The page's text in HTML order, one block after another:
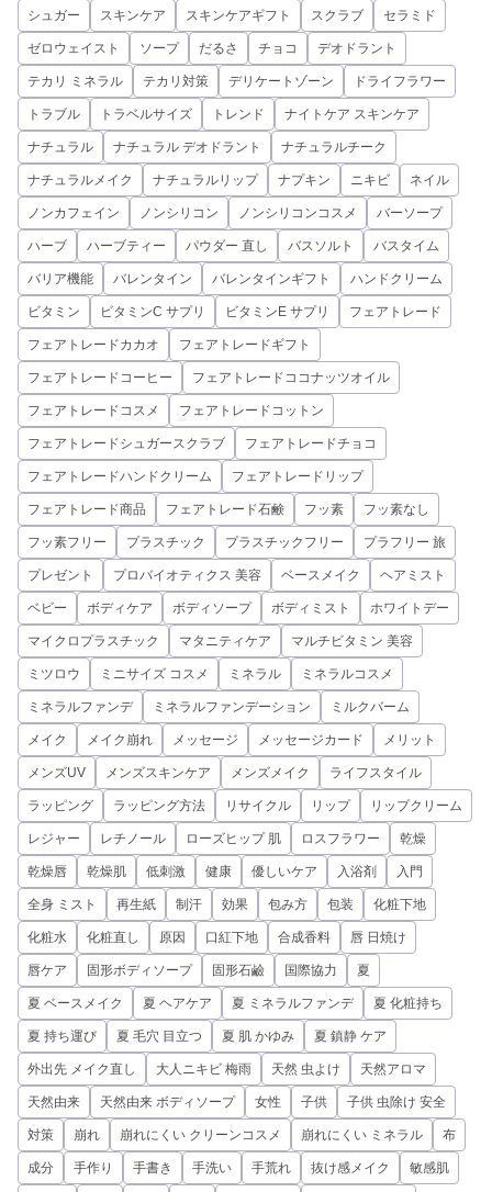
シュガー スキンケア スキンケアギフト スクラブ セラミド
ゼロウェイスト ソープ だるさ チョコ デオドラント
テカリ ミネラル テカリ対策 デリケートゾーン ドライフラワー
トラブル トラベルサイズ トレンド ナイトケア スキンケア
ナチュラル ナチュラル デオドラント ナチュラルチーク
ナチュラルメイク ナチュラルリップ ナプキン ニキビ ネイル
ノンカフェイン ノンシリコン ノンシリコンコスメ バーソープ
ハーブ ハーブティー パウダー 直し バスソルト バスタイム
バリア機能 バレンタイン バレンタインギフト ハンドクリーム
ビタミン ビタミンC サプリ ビタミンE サプリ フェアトレード
フェアトレードカカオ フェアトレードギフト
フェアトレードコーヒー フェアトレードココナッツオイル
フェアトレードコスメ フェアトレードコットン
フェアトレードシュガースクラブ フェアトレードチョコ
フェアトレードハンドクリーム フェアトレードリップ
フェアトレード商品 フェアトレード石鹸 フッ素 フッ素なし
フッ素フリー プラスチック プラスチックフリー プラフリー 旅
プレゼント プロバイオティクス 美容 ベースメイク ヘアミスト
ベビー ボディケア ボディソープ ボディミスト ホワイトデー
マイクロプラスチック マタニティケア マルチビタミン 美容
ミツロウ ミニサイズ コスメ ミネラル ミネラルコスメ
ミネラルファンデ ミネラルファンデーション ミルクバーム
メイク メイク崩れ メッセージ メッセージカード メリット
メンズUV メンズスキンケア メンズメイク ライフスタイル
ラッピング ラッピング方法 リサイクル リップ リップクリーム
レジャー レチノール ローズヒップ 肌 ロスフラワー 乾燥
乾燥唇 乾燥肌 低刺激 健康 優しいケア 入浴剤 入門
全身 ミスト 再生紙 制汗 効果 包み方 包装 化粧下地
化粧水 化粧直し 原因 口紅下地 合成香料 唇 日焼け
唇ケア 固形ボディソープ 固形石鹼 国際協力 夏
夏 ベースメイク 夏 ヘアケア 夏 ミネラルファンデ 夏 化粧持ち
夏 持ち運び 夏 毛穴 目立つ 夏 肌 かゆみ 夏 鎮静 ケア
外出先 メイク直し 大人ニキビ 梅雨 天然 虫よけ 天然アロマ
天然由来 天然由来 ボディソープ 女性 子供 子供 虫除け 安全
対策 崩れ 崩れにくい クリーンコスメ 崩れにくい ミネラル 布
成分 手作り 手書き 手洗い 手荒れ 抜け感メイク 敏感肌